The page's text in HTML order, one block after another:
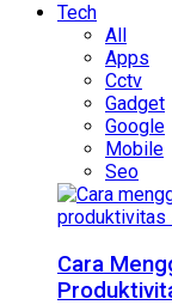
Tech
All
Apps
Cctv
Gadget
Google
Mobile
Seo
Cara